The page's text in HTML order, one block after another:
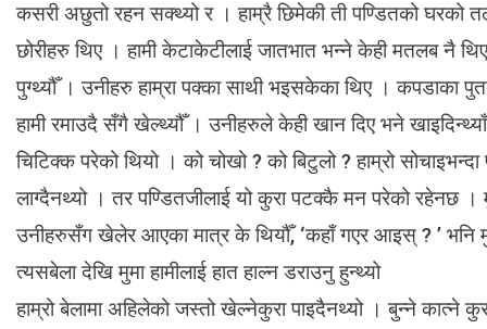
कसरी अछुतो रहन सक्थ्यो र । हाम्रै छिमेकी ती पण्डितको घरको
छोरीहरु थिए । हामी केटाकेटीलाई जातभात भन्ने केही मतलब नै
पुग्थ्यौँ । उनीहरु हाम्रा पक्का साथी भइसकेका थिए । कपडाका
हामी रमाउदै सँगै खेल्थ्यौँ । उनीहरुले केही खान दिए भने
चिटिक्क परेको थियो । को चोखो ? को बिटुलो ? हाम्रो
लाग्दैनथ्यो । तर पण्डितजीलाई यो कुरा पटक्कै मन परेको रहेनछ ।
उनीहरुसँग खेलेर आएका मात्र के थियौँ, ‘कहाँ गएर आइस् ? ’
त्यसबेला देखि मुमा हामीलाई हात हाल्न डराउनु हुन्थ्यो
हाम्रो बेलामा अहिलेको जस्तो खेल्नेकुरा पाइदैनथ्यो । बुन्ने कात्ने